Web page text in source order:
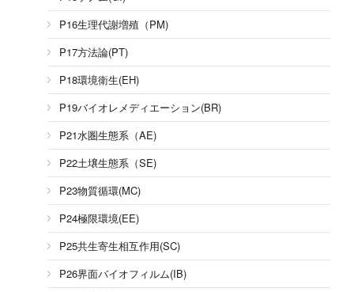
P16生理代謝増殖（PM)
P17方法論(PT)
P18環境衛生(EH)
P19バイオレメディエーション(BR)
P21水圏生態系（AE)
P22土壌生態系（SE)
P23物質循環(MC)
P24極限環境(EE)
P25共生寄生相互作用(SC)
P26界面バイオフィルム(IB)